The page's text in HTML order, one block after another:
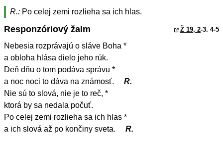
R.: Po celej zemi rozlieha sa ich hlas.
Responzóriový žalm Ž 19, 2-3. 4-5
Nebesia rozprávajú o sláve Boha *
a obloha hlása dielo jeho rúk.
Deň dňu o tom podáva správu *
a noc noci to dáva na známosť.
R.
Nie sú to slová, nie je to reč, *
ktorá by sa nedala počuť.
Po celej zemi rozlieha sa ich hlas *
a ich slová až po končiny sveta.
R.